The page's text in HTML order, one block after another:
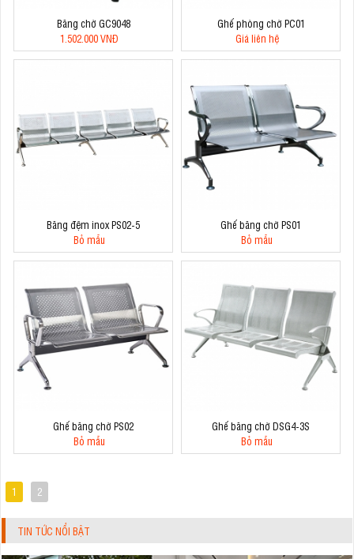
Băng chờ GC9048
1.502.000 VNĐ
Ghế phòng chờ PC01
Giá liên hệ
Băng đệm inox PS02-5
Bỏ mẫu
Ghế băng chờ PS01
Bỏ mẫu
Ghế băng chờ PS02
Bỏ mẫu
Ghế băng chờ DSG4-3S
Bỏ mẫu
1 2
TIN TỨC NỔI BẬT